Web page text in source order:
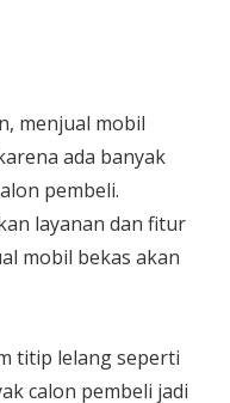
menjual mobil
ada banyak
pembeli.
layanan dan fitur
mobil bekas akan
titip lelang seperti
calon pembeli jadi